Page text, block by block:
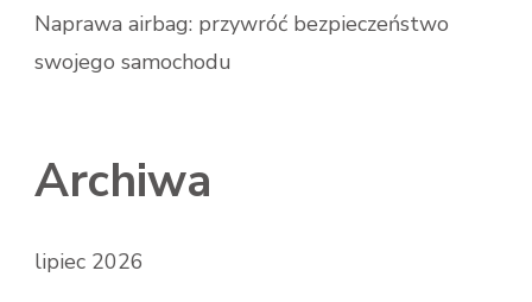
Naprawa airbag: przywróć bezpieczeństwo
swojego samochodu
Archiwa
lipiec 2026